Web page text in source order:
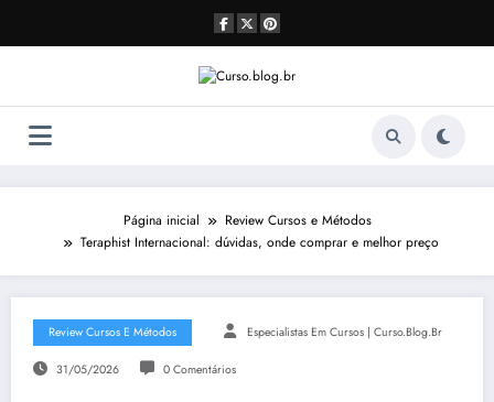
o
Página inicial
Review Cursos e Métodos
Teraphist Internacional: dúvidas, onde comprar e melhor preço
Review Cursos E Métodos Especialistas Em Cursos | Curso.blog.br
31/05/2026 0 Comentários